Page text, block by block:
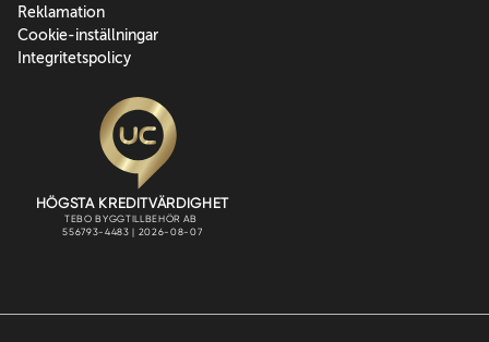
Reklamation
Cookie-inställningar
Integritetspolicy